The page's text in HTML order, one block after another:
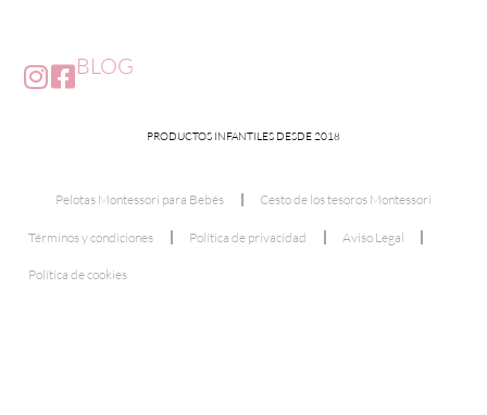
BLOG
PRODUCTOS INFANTILES DESDE 2018
Pelotas Montessori para Bebés Cesto de los tesoros Montessori
Términos y condiciones Política de privacidad Aviso Legal
Política de cookies